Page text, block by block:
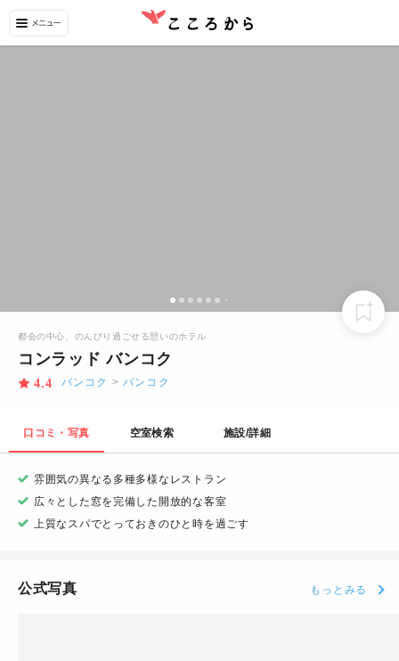
都会の中心、のんびり過ごせる憩いのホテル
コンラッド バンコク
4.4 バンコク > バンコク
口コミ・写真 空室検索 施設/詳細
雰囲気の異なる多種多様なレストラン
広々とした窓を完備した開放的な客室
上質なスパでとっておきのひと時を過ごす
公式写真 もっとみる